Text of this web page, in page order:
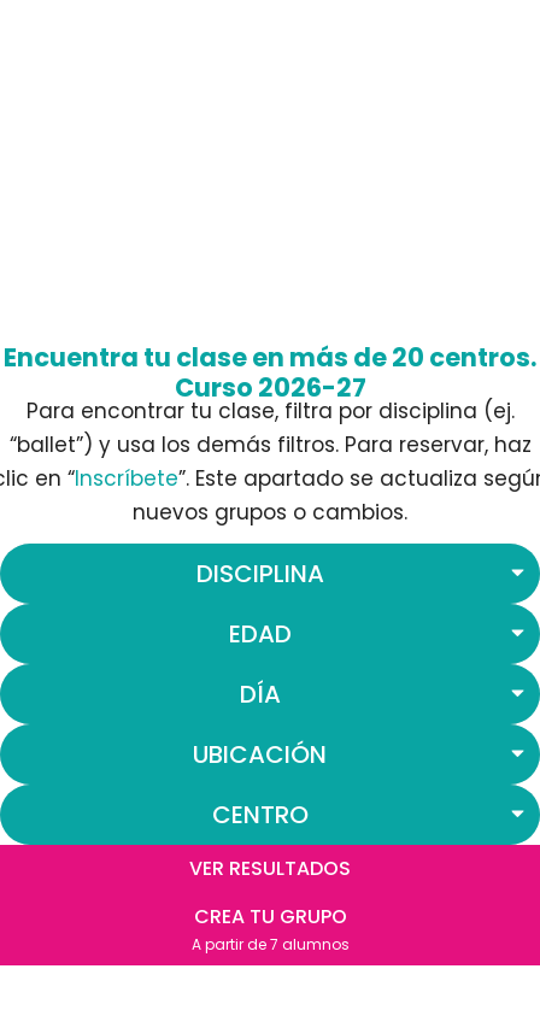
Encuentra tu clase en más de 20 centros.
Curso 2026-27
Para encontrar tu clase, filtra por disciplina (ej.
“ballet”) y usa los demás filtros. Para reservar, haz
en “Inscríbete”. Este apartado se actualiza
nuevos grupos o cambios.
DISCIPLINA
EDAD
DÍA
UBICACIÓN
CENTRO
VER RESULTADOS
CREA TU GRUPO
A partir de 7 alumnos​